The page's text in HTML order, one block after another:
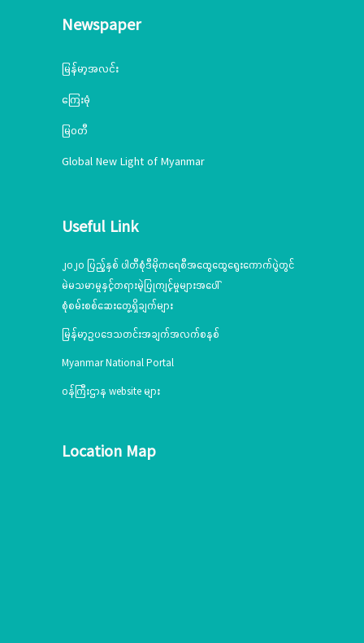
Newspaper
မြန်မာ့အလင်း
ကြေးမုံ
မြဝတီ
Global New Light of Myanmar
Useful Link
၂၀၂၀ ပြည့်နှစ် ပါတီစုံဒီမိုကရေစီအထွေထွေရွေးကောက်ပွဲတွင်
မဲမသမာမှုနှင့်တရားမဲ့ပြုကျင့်မှုများအပေါ်
စုံစမ်းစစ်ဆေးတွေ့ရှိချက်များ
မြန်မာ့ဥပဒေသတင်းအချက်အလက်စနစ်
Myanmar National Portal
ဝန်ကြီးဌာန website များ
Location Map